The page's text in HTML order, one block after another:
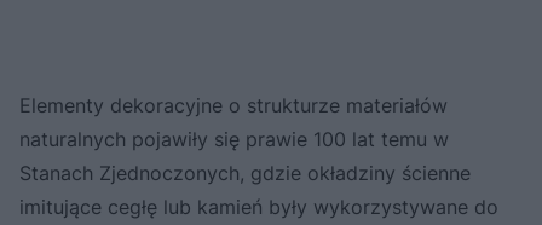
Elementy dekoracyjne o strukturze materiałów
naturalnych pojawiły się prawie 100 lat temu w
Stanach Zjednoczonych, gdzie okładziny ścienne
imitujące cegłę lub kamień były wykorzystywane do